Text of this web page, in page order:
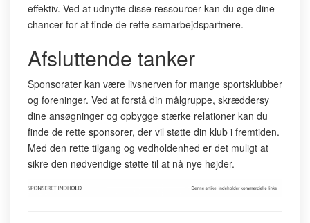
effektiv. Ved at udnytte disse ressourcer kan du øge dine
chancer for at finde de rette samarbejdspartnere.
Afsluttende tanker
Sponsorater kan være livsnerven for mange sportsklubber
og foreninger. Ved at forstå din målgruppe, skræddersy
dine ansøgninger og opbygge stærke relationer kan du
finde de rette sponsorer, der vil støtte din klub i fremtiden.
Med den rette tilgang og vedholdenhed er det muligt at
sikre den nødvendige støtte til at nå nye højder.